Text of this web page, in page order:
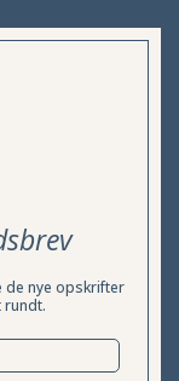
de nye opskrifter
rundt.